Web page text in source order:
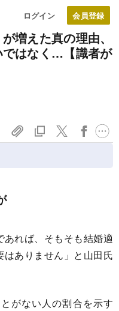
ログイン
増えた真の理由、
ではなく…【識者が
あれば、そもそも結婚適
ありません」と山田氏
がない人の割合を示す